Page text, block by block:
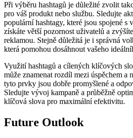
Při výběru hashtagů je důležité zvolit
pro váš produkt nebo službu. Sledujte
populární hashtagy, které jsou spojené
získáte větší pozornost uživatelů a
reklamou. Stejně důležitá je i správná
která pomohou dosáhnout vašeho
Využití hashtagů a cílených klíčových
může znamenat rozdíl mezi úspěchem a
tyto prvky jsou dobře promyšlené a
Sledujte vývoj kampaně a průběžně
klíčová slova pro maximální efektivitu.
Future Outlook